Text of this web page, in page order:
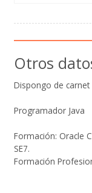
Otros
Dispongo de carnet
Programador Java
Formación: Oracle
SE7.
Formación